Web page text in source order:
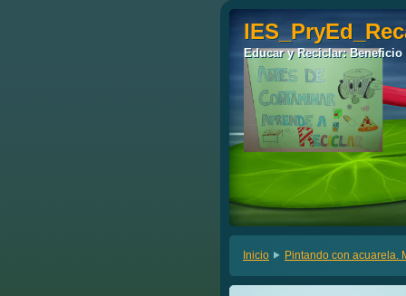
Educar y Reciclar:
Educar y Reciclar:
Inicio Pintando con acuarela.